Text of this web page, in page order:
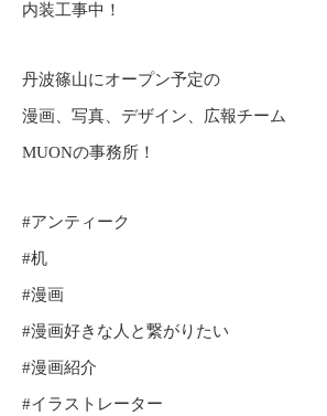
内装工事中！
丹波篠山にオープン予定の
漫画、写真、デザイン、広報チーム
MUONの事務所！
#アンティーク
#机
#漫画
#漫画好きな人と繋がりたい
#漫画紹介
#イラストレーター